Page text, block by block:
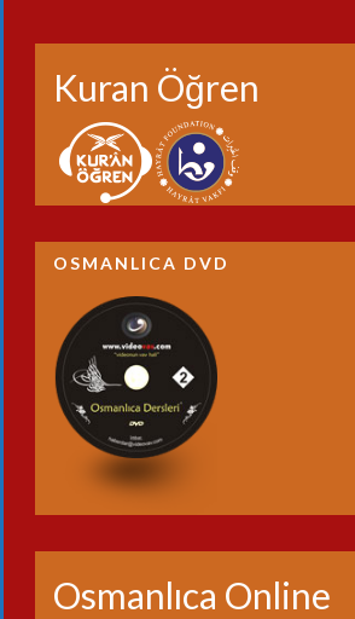
Kuran Öğren
OSMANLICA DVD
Osmanlıca Online